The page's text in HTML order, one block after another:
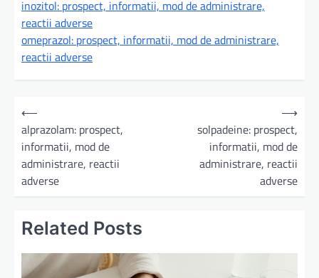
inozitol: prospect, informatii, mod de administrare,
reactii adverse
omeprazol: prospect, informatii, mod de administrare,
reactii adverse
N
g
⟵
alprazolam: prospect,
informatii, mod de
administrare, reactii
adverse
solpadeine: prospect,
informatii, mod de
administrare, reactii
adverse
⟶
Related Posts